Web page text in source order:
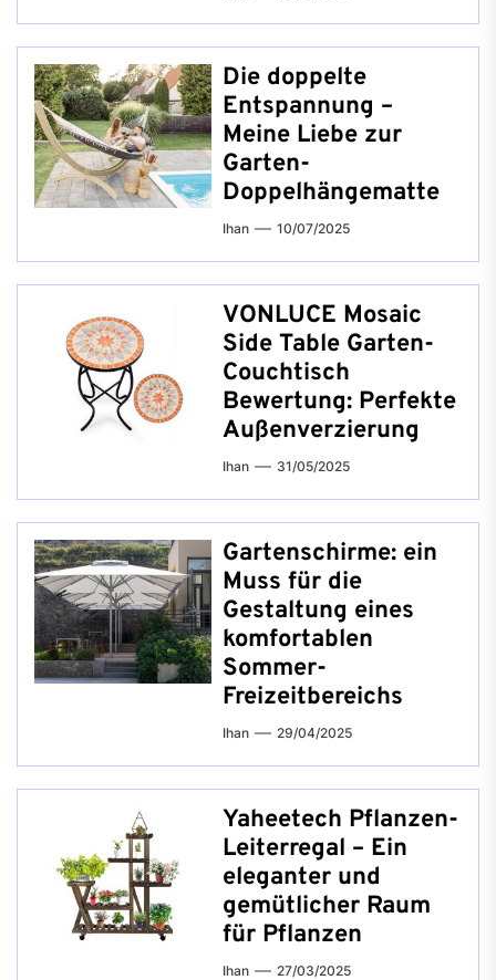
Die doppelte
Entspannung –
Meine Liebe zur
Garten-
Doppelhängematte
Ihan 10/07/2025
VONLUCE Mosaic
Side Table Garten-
Couchtisch
Bewertung: Perfekte
Außenverzierung
Ihan 31/05/2025
Gartenschirme: ein
Muss für die
Gestaltung eines
komfortablen
Sommer-
Freizeitbereichs
Ihan 29/04/2025
Yaheetech Pflanzen-
Leiterregal – Ein
eleganter und
gemütlicher Raum
für Pflanzen
Ihan 27/03/2025